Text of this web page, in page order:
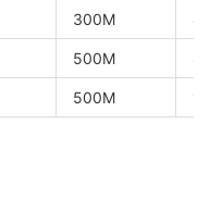
300M
500M
500M